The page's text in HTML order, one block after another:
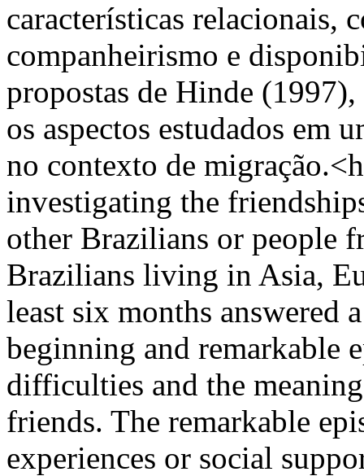
características relacionais,
companheirismo e
propostas de Hinde
os aspectos estudados em
no contexto de
investigating the
other Brazilians or people
Brazilians living in Asia,
least six months answered
beginning and remarkable
difficulties and the
friends. The remarkable
experiences or social